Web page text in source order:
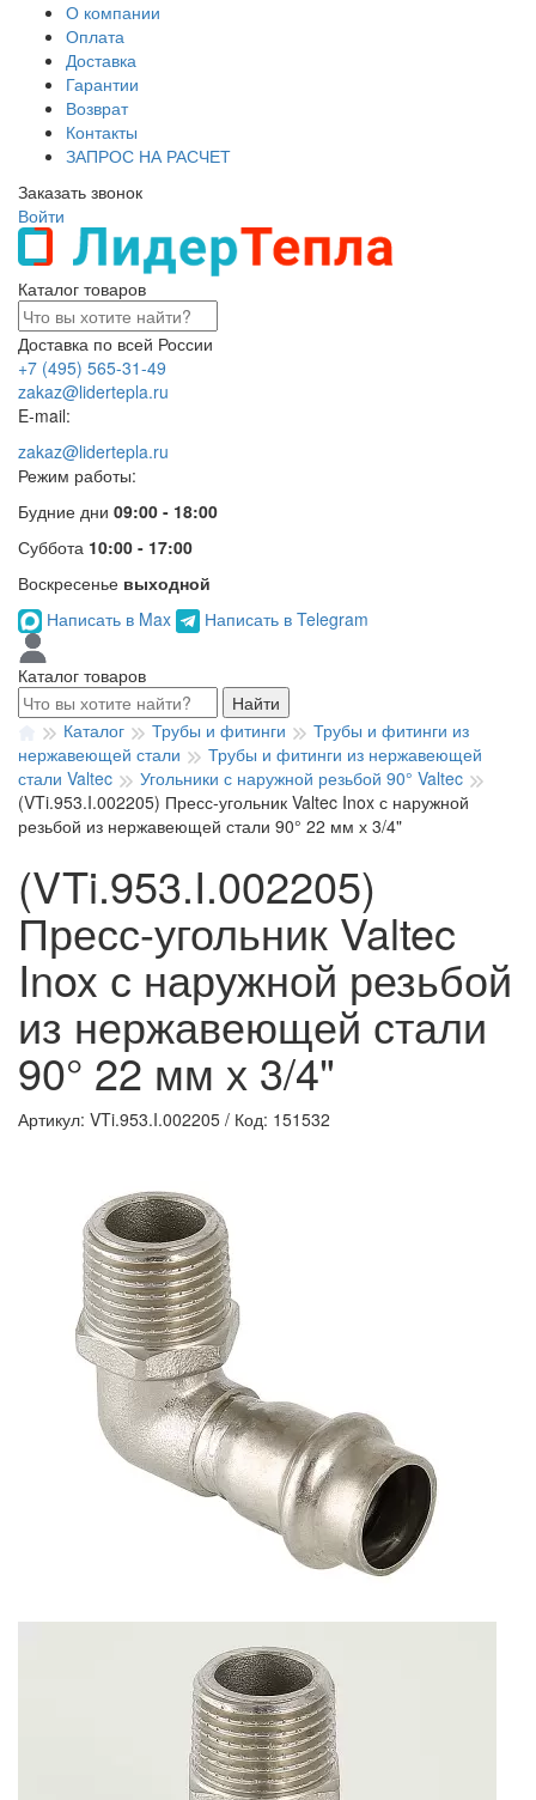
О компании
Оплата
Доставка
Гарантии
Возврат
Контакты
ЗАПРОС НА РАСЧЕТ
Заказать звонок
Войти
Каталог товаров
Доставка по всей России
+7 (495) 565-31-49
zakaz@lidertepla.ru
E-mail:
zakaz@lidertepla.ru
Режим работы:
Будние дни 09:00 - 18:00
Суббота 10:00 - 17:00
Воскресенье выходной
Написать в Max
Написать в Telegram
Каталог товаров
Найти
Каталог
Трубы и фитинги
Трубы и фитинги из
нержавеющей стали
Трубы и фитинги из нержавеющей
стали Valtec
Угольники с наружной резьбой 90° Valtec
(VTi.953.I.002205) Пресс-угольник Valtec Inox с наружной
резьбой из нержавеющей стали 90° 22 мм х 3/4"
(VTi.953.I.002205)
Пресс-угольник Valtec
Inox с наружной резьбой
из нержавеющей стали
90° 22 мм х 3/4"
Артикул: VTi.953.I.002205 / Код: 151532